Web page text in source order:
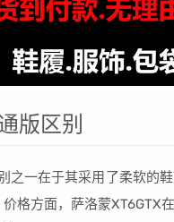
版区别
之一在于其采用了柔软的
格方面，萨洛蒙XT6GTX